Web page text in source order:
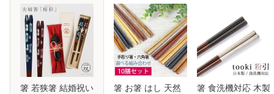
箸 若狭箸 結婚祝い
箸 お箸 はし 天然
箸 食洗機対応 木製